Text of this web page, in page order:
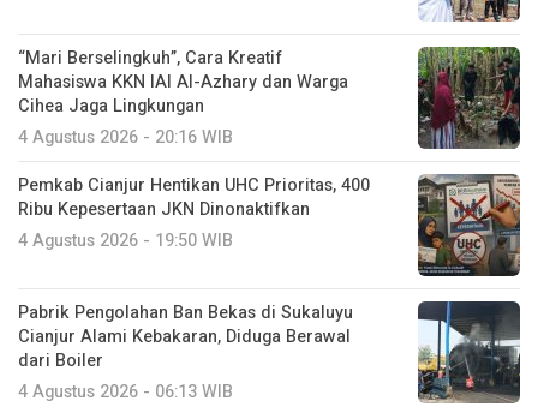
“Mari Berselingkuh”, Cara Kreatif
Mahasiswa KKN IAI Al-Azhary dan Warga
Cihea Jaga Lingkungan
4 Agustus 2026 - 20:16 WIB
Pemkab Cianjur Hentikan UHC Prioritas, 400
Ribu Kepesertaan JKN Dinonaktifkan
4 Agustus 2026 - 19:50 WIB
Pabrik Pengolahan Ban Bekas di Sukaluyu
Cianjur Alami Kebakaran, Diduga Berawal
dari Boiler
4 Agustus 2026 - 06:13 WIB